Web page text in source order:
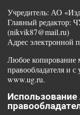
Учредитель: АО
Главный редактор:
(nikvik87@mail.ru)
Адрес электронной
Любое копирование
правообладателя и
www.ug.ru.
Использование